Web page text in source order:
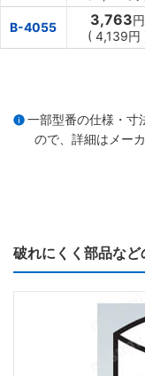
B-4055 3,763円
( 4,139円
一部型番の仕様・寸
ので、詳細は メー
破れにくく部品な